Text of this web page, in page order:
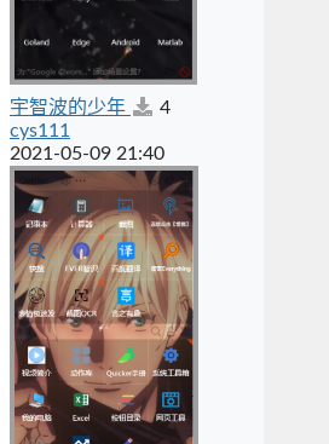
宇智波的少年
4
cys111
2021-05-09 21:40